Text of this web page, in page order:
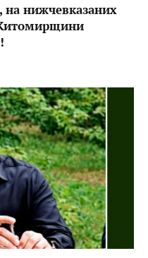
на нижчевказаних